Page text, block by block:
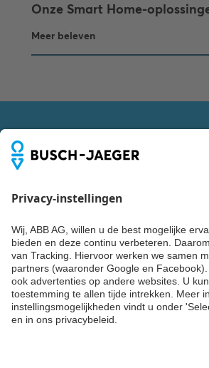
Onze Smart Home-
Meer beleven
Blijf up-to-date
Niks missen over trends, events en de
systemen en diensten van Busch-Jaeger?
gegevens achter en ontvang
Update of een van de andere